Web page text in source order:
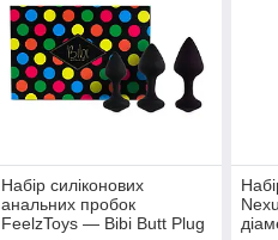
Набір силіконових
анальних пробок
FeelzToys — Bibi Butt Plug